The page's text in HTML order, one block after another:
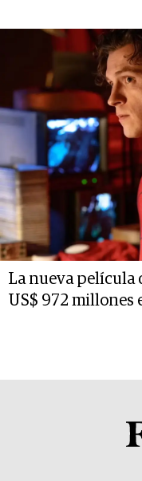
La nueva película
US$ 972 millones